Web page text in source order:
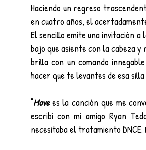
Haciendo un regreso
en cuatro años, el
El sencillo emite una invitación
bajo que asiente con la cabeza
brilla con un comando
hacer que te levantes de esa
"Move es la canción que me
escribí con mi amigo Ryan
necesitaba el tratamiento